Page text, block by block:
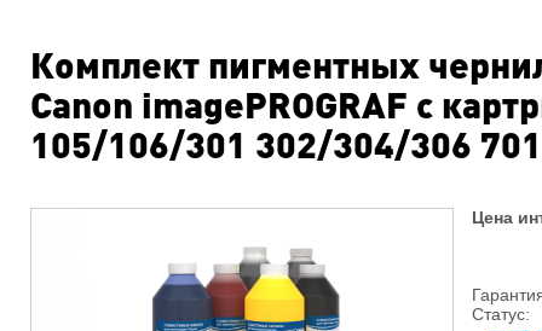
Комплект пигментных
Canon imagePROGRAF с
105/106/301 302/304/306
Цена
Статус: